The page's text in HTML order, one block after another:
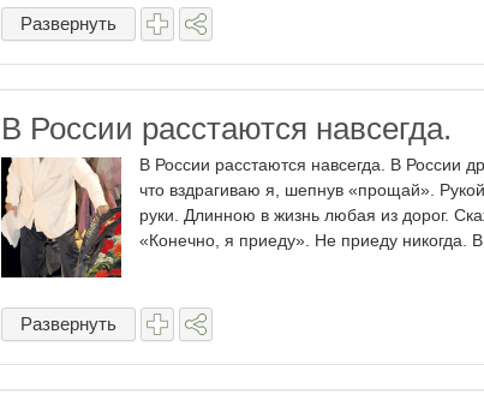
Развернуть
В России расстаются навсегда.
В России расстаются навсегда. В России
что вздрагиваю я, шепнув «прощай».
руки. Длинною в жизнь любая из дорог.
«Конечно, я приеду». Не приеду никогда. В
Развернуть